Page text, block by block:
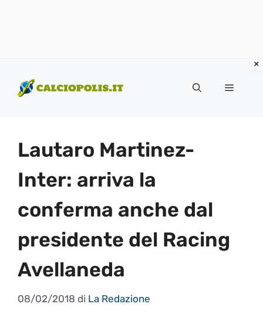
contenuto
Menu
Lautaro Martinez-
Inter: arriva la
conferma anche dal
presidente del Racing
Avellaneda
08/02/2018 di La Redazione